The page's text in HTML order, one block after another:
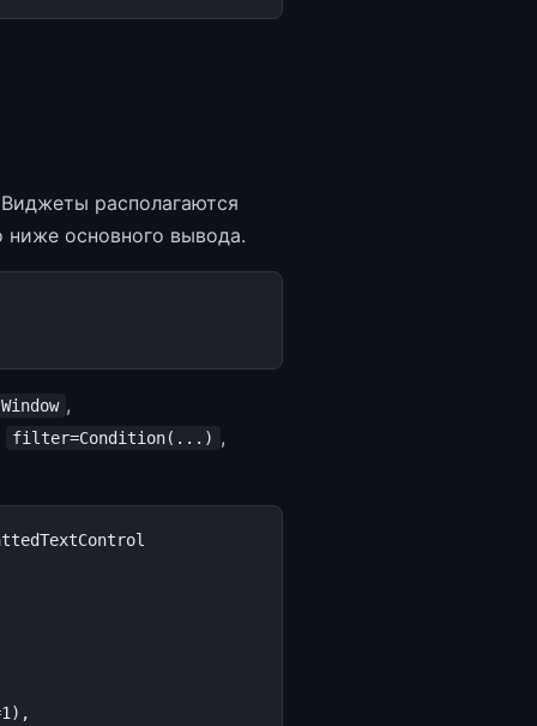
располагаются
основного вывода.
Window ,
filter=Condition(...) ,
1 ),